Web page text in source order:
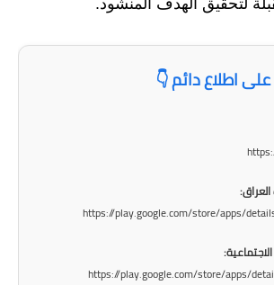
المرحلة الاعدادية
مرشحات
اطلاع دائم 👇
https://play.google.com/store/apps/
https://play.google.com/store/apps/